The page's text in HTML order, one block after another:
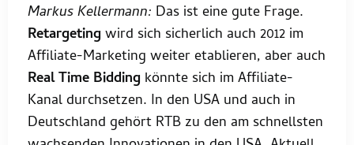
Markus Kellermann: Das ist eine gute Frage.
Retargeting wird sich sicherlich auch 2012 im
Affiliate-Marketing weiter etablieren, aber auch
Real Time Bidding könnte sich im Affiliate-
Kanal durchsetzen. In den USA und auch in
Deutschland gehört RTB zu den am schnellsten